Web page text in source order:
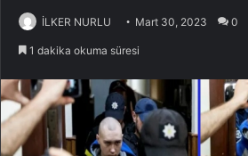
İLKER NURLU Mart 30, 2023 0
1 dakika okuma süresi